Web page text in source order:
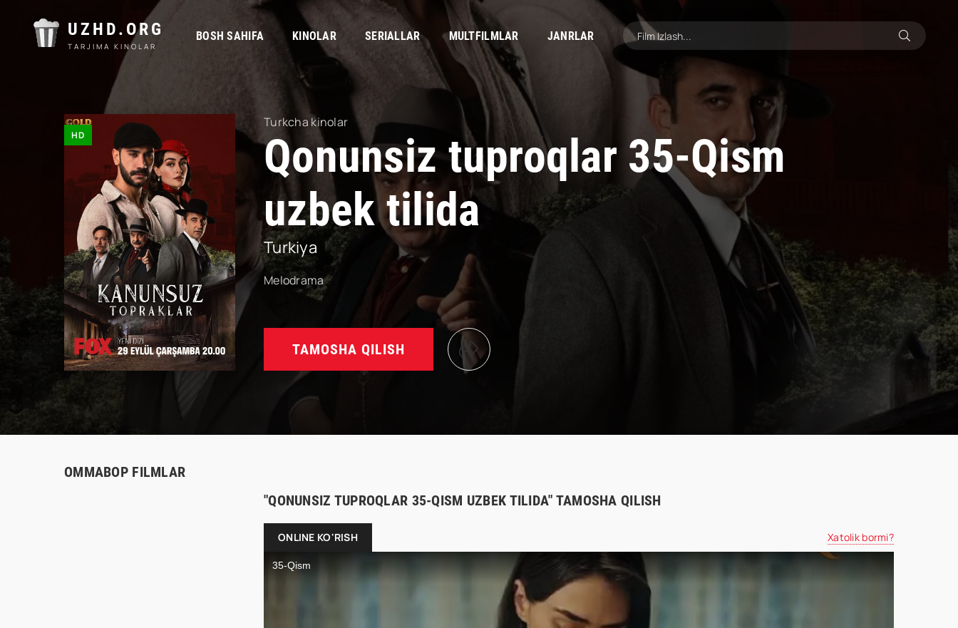
UZHD.ORG
TARJIMA KINOLAR
BOSH SAHIFA KINOLAR SERIALLAR MULTFILMLAR JANRLAR
HD
Turkcha kinolar
Qonunsiz tuproqlar 35-Qism
uzbek tilida
Turkiya
Melodrama
TAMOSHA QILISH
OMMABOP FILMLAR
"QONUNSIZ TUPROQLAR 35-QISM UZBEK TILIDA" TAMOSHA QILISH
ONLINE KO'RISH Xatolik bormi?